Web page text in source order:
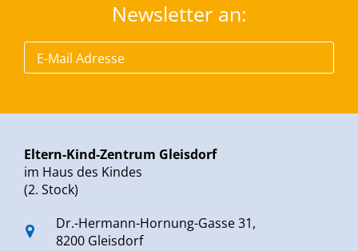
Newsletter an:
Eltern-Kind-Zentrum Gleisdorf
im Haus des Kindes
(2. Stock)
Dr.-Hermann-Hornung-Gasse 31,
8200 Gleisdorf